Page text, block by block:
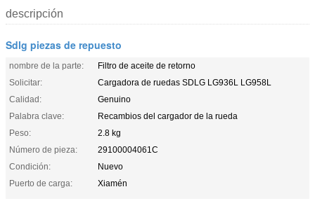
descripción
Sdlg piezas de repuesto
nombre de la parte:
Filtro de aceite de retorno
Solicitar:
Cargadora de ruedas SDLG LG936L LG958L
Calidad:
Genuino
Palabra clave:
Recambios del cargador de la rueda
Peso:
2.8 kg
Número de pieza:
29100004061C
Condición:
Nuevo
Puerto de carga:
Xiamén